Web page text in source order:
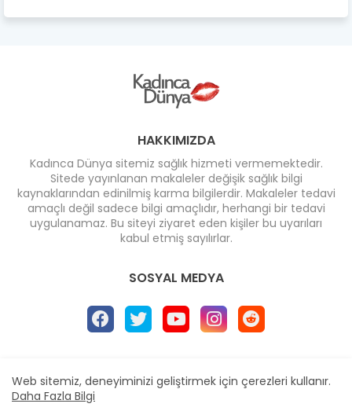
HAKKIMIZDA
Kadınca Dünya sitemiz sağlık hizmeti vermemektedir.
Sitede yayınlanan makaleler değişik sağlık bilgi
kaynaklarından edinilmiş karma bilgilerdir. Makaleler tedavi
amaçlı değil sadece bilgi amaçlıdır, herhangi bir tedavi
uygulanamaz. Bu siteyi ziyaret eden kişiler bu uyarıları
kabul etmiş sayılırlar.
SOSYAL MEDYA
Design by -
Web sitemiz, deneyiminizi geliştirmek için çerezleri kullanır.
Daha Fazla Bilgi